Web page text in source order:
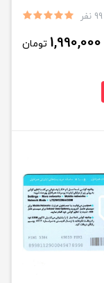
99 نفر
1,990,000 تومان